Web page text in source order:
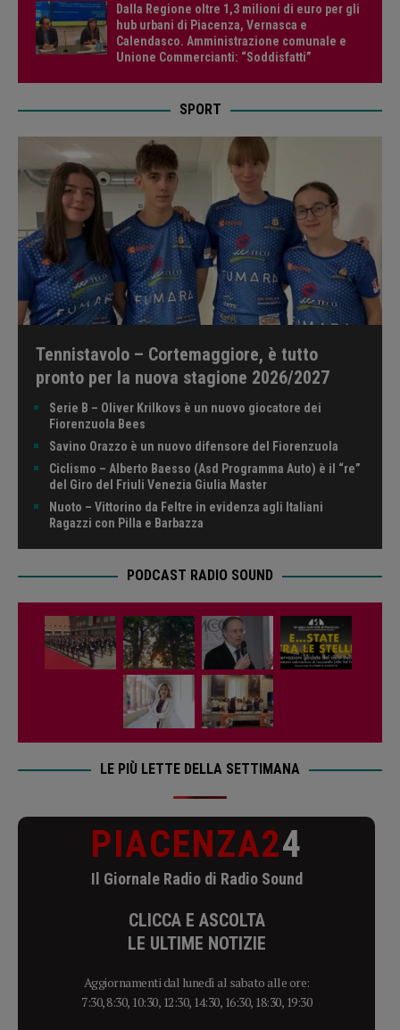
Dalla Regione oltre 1,3 milioni di euro per gli
hub urbani di Piacenza, Vernasca e
Calendasco. Amministrazione comunale e
Unione Commercianti: “Soddisfatti”
SPORT
Tennistavolo – Cortemaggiore, è tutto
pronto per la nuova stagione 2026/2027
Serie B – Oliver Krilkovs è un nuovo giocatore dei
Fiorenzuola Bees
Savino Orazzo è un nuovo difensore del Fiorenzuola
Ciclismo – Alberto Baesso (Asd Programma Auto) è il “re”
del Giro del Friuli Venezia Giulia Master
Nuoto – Vittorino da Feltre in evidenza agli Italiani
Ragazzi con Pilla e Barbazza
PODCAST RADIO SOUND
LE PIÙ LETTE DELLA SETTIMANA
PIACENZA24
Il Giornale Radio di Radio Sound
CLICCA E ASCOLTA
LE ULTIME NOTIZIE
Aggiornamenti dal lunedì al sabato alle ore:
7:30, 8:30, 10:30, 12:30, 14:30, 16:30, 18:30, 19:30